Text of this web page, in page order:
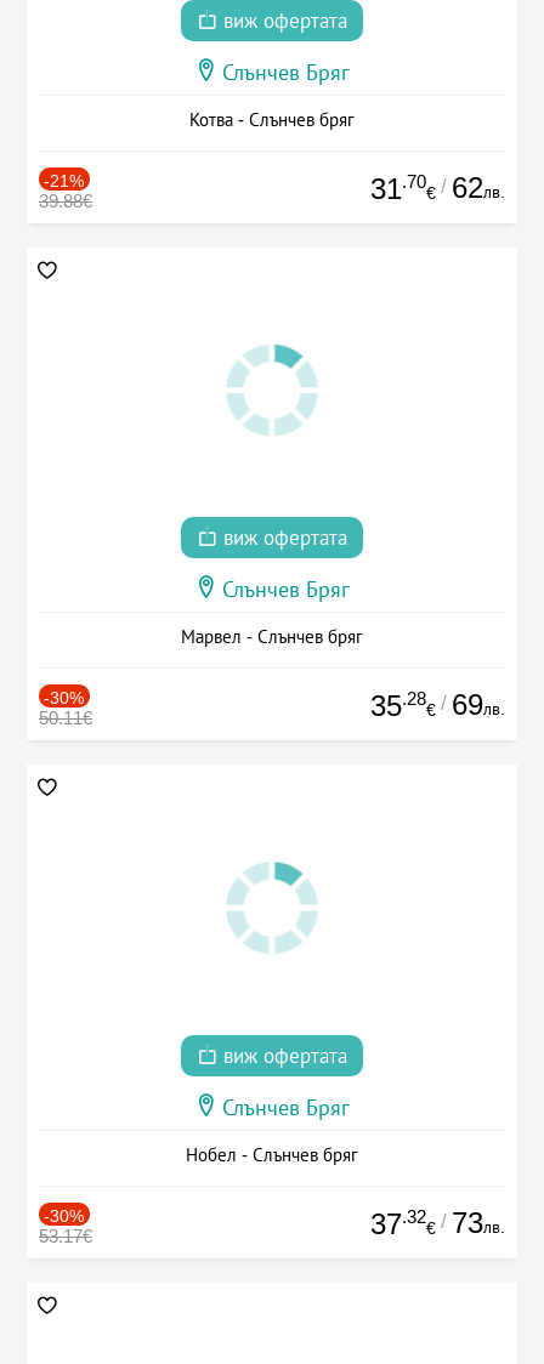
виж офертата
Слънчев Бряг
Котва - Слънчев бряг
-21%
39.88€ 31.70
€ / 62лв.
виж офертата
Слънчев Бряг
Марвел - Слънчев бряг
-30%
50.11€ 35.28
€ / 69лв.
виж офертата
Слънчев Бряг
Нобел - Слънчев бряг
-30%
53.17€ 37.32
€ / 73лв.